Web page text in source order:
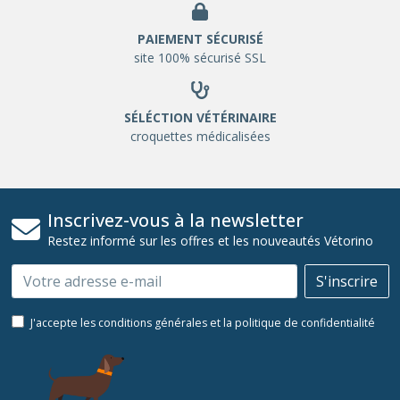
PAIEMENT SÉCURISÉ
site 100% sécurisé SSL
SÉLÉCTION VÉTÉRINAIRE
croquettes médicalisées
Inscrivez-vous à la newsletter
Restez informé sur les offres et les nouveautés Vétorino
Email S'inscrire
J'accepte les conditions générales et la politique de confidentialité